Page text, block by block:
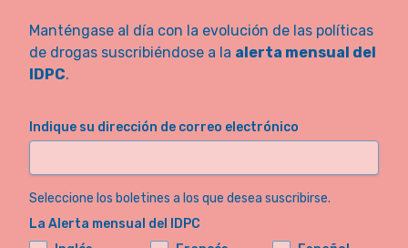
Manténgase al día con la evolución de las políticas
de drogas suscribiéndose a la alerta mensual del
IDPC.
Indique su dirección de correo electrónico
Seleccione los boletines a los que desea suscribirse.
La Alerta mensual del IDPC